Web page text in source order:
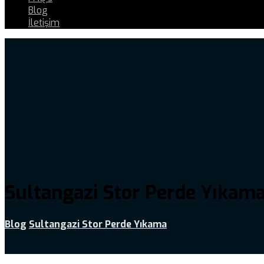
Blog
İletişim
Sultangazi Stor Perde
Blog Sultangazi Stor Perde Yıkama